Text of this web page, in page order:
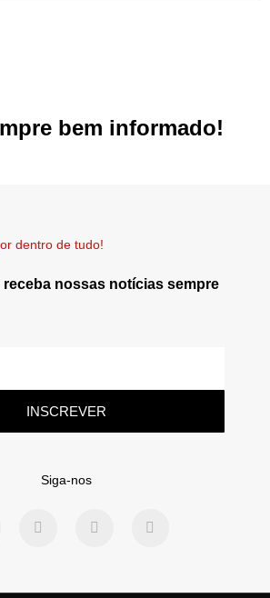
bem informado!
dentro de tudo!
receba nossas notícias sempre
INSCREVER
Siga-nos